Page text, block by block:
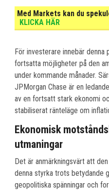
Med Markets kan du
KLICKA HÄR
För investerare innebär
fortsatta möjligheter på den
under kommande månader.
JPMorgan Chase är en
av en fortsatt stark ekonomi
stabiliserat ränteläge om
Ekonomisk
utmaningar
Det är anmärkningsvärt att
denna styrka trots betydande
geopolitiska spänningar och